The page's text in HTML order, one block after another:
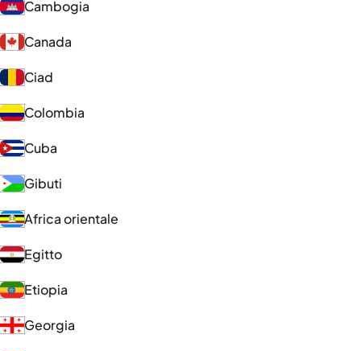
Cambogia
Canada
Ciad
Colombia
Cuba
Gibuti
Africa orientale
Egitto
Etiopia
Georgia